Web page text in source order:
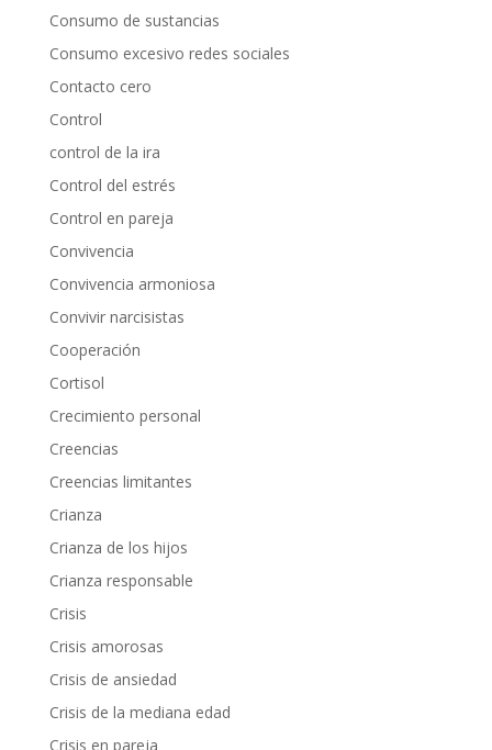
Consumo de sustancias
Consumo excesivo redes sociales
Contacto cero
Control
control de la ira
Control del estrés
Control en pareja
Convivencia
Convivencia armoniosa
Convivir narcisistas
Cooperación
Cortisol
Crecimiento personal
Creencias
Creencias limitantes
Crianza
Crianza de los hijos
Crianza responsable
Crisis
Crisis amorosas
Crisis de ansiedad
Crisis de la mediana edad
Crisis en pareja